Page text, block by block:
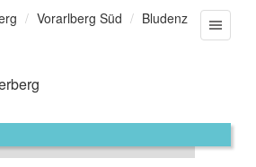
Vorarlberg Süd
Bludenz